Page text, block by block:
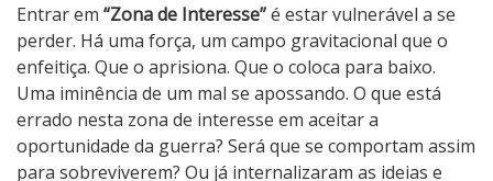
Entrar em “Zona de Interesse”é estar vulnerável a se
perder. Há uma força, um campo gravitacional que o
enfeitiça. Que o aprisiona. Que o coloca para baixo.
Uma iminência de um mal se apossando. O que está
errado nesta zona de interesse em aceitar a
oportunidade da guerra? Será que se comportam assim
para sobreviverem? Ou já internalizaram as ideias e